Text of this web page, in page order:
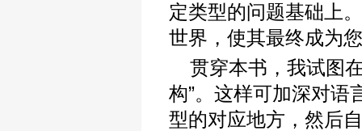
定类型的问题基础上
世界，使其最终成为
贯穿本书，我试图
构”。这样可加深对语
型的对应地方，然后